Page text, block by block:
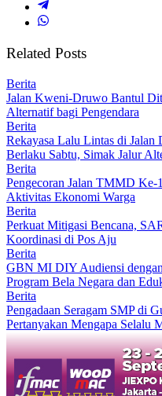
Related Posts
Berita
Jalan Kweni-Druwo Bantul
Alternatif bagi Pengendara
Berita
Rekayasa Lalu Lintas di Jalan
Berlaku Sabtu, Simak Jalur
Berita
Pengecoran Jalan TMMD
Aktivitas Ekonomi Warga
Berita
Perkuat Mitigasi Bencana,
Koordinasi di Pos Aju
Berita
GBN MI DIY Audiensi
Program Bela Negara dan
Berita
Pengadaan Seragam SMP di
Pertanyakan Mengapa Selalu